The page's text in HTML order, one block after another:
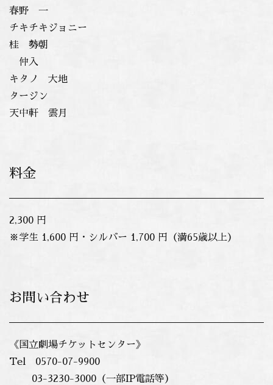
春野 一
チキチキジョニー
桂 勢朝
仲入
キタノ 大地
タージン
天中軒 雲月
料金
2,300 円
※学生 1,600 円・シルバー 1,700 円（満65歳以上）
お問い合わせ
《国立劇場チケットセンター》
Tel 0570-07-9900
03-3230-3000（一部IP電話等）